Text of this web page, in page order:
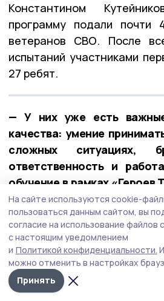
Константином
программу подали почти
ветеранов СВО. После
испытаний участниками
27 ребят.
— У них уже есть важные
качества: умение
сложных ситуациях,
ответственность и
обучение в рамках
новые знания, навыки и
Евгений Первышов.
На сайте используются cookie-
пользоваться данным сайтом, вы
согласие на использование файлов
с настоящим уведомлением
и Политикой конфиденциальности.
можно отменить в настройках
Принять